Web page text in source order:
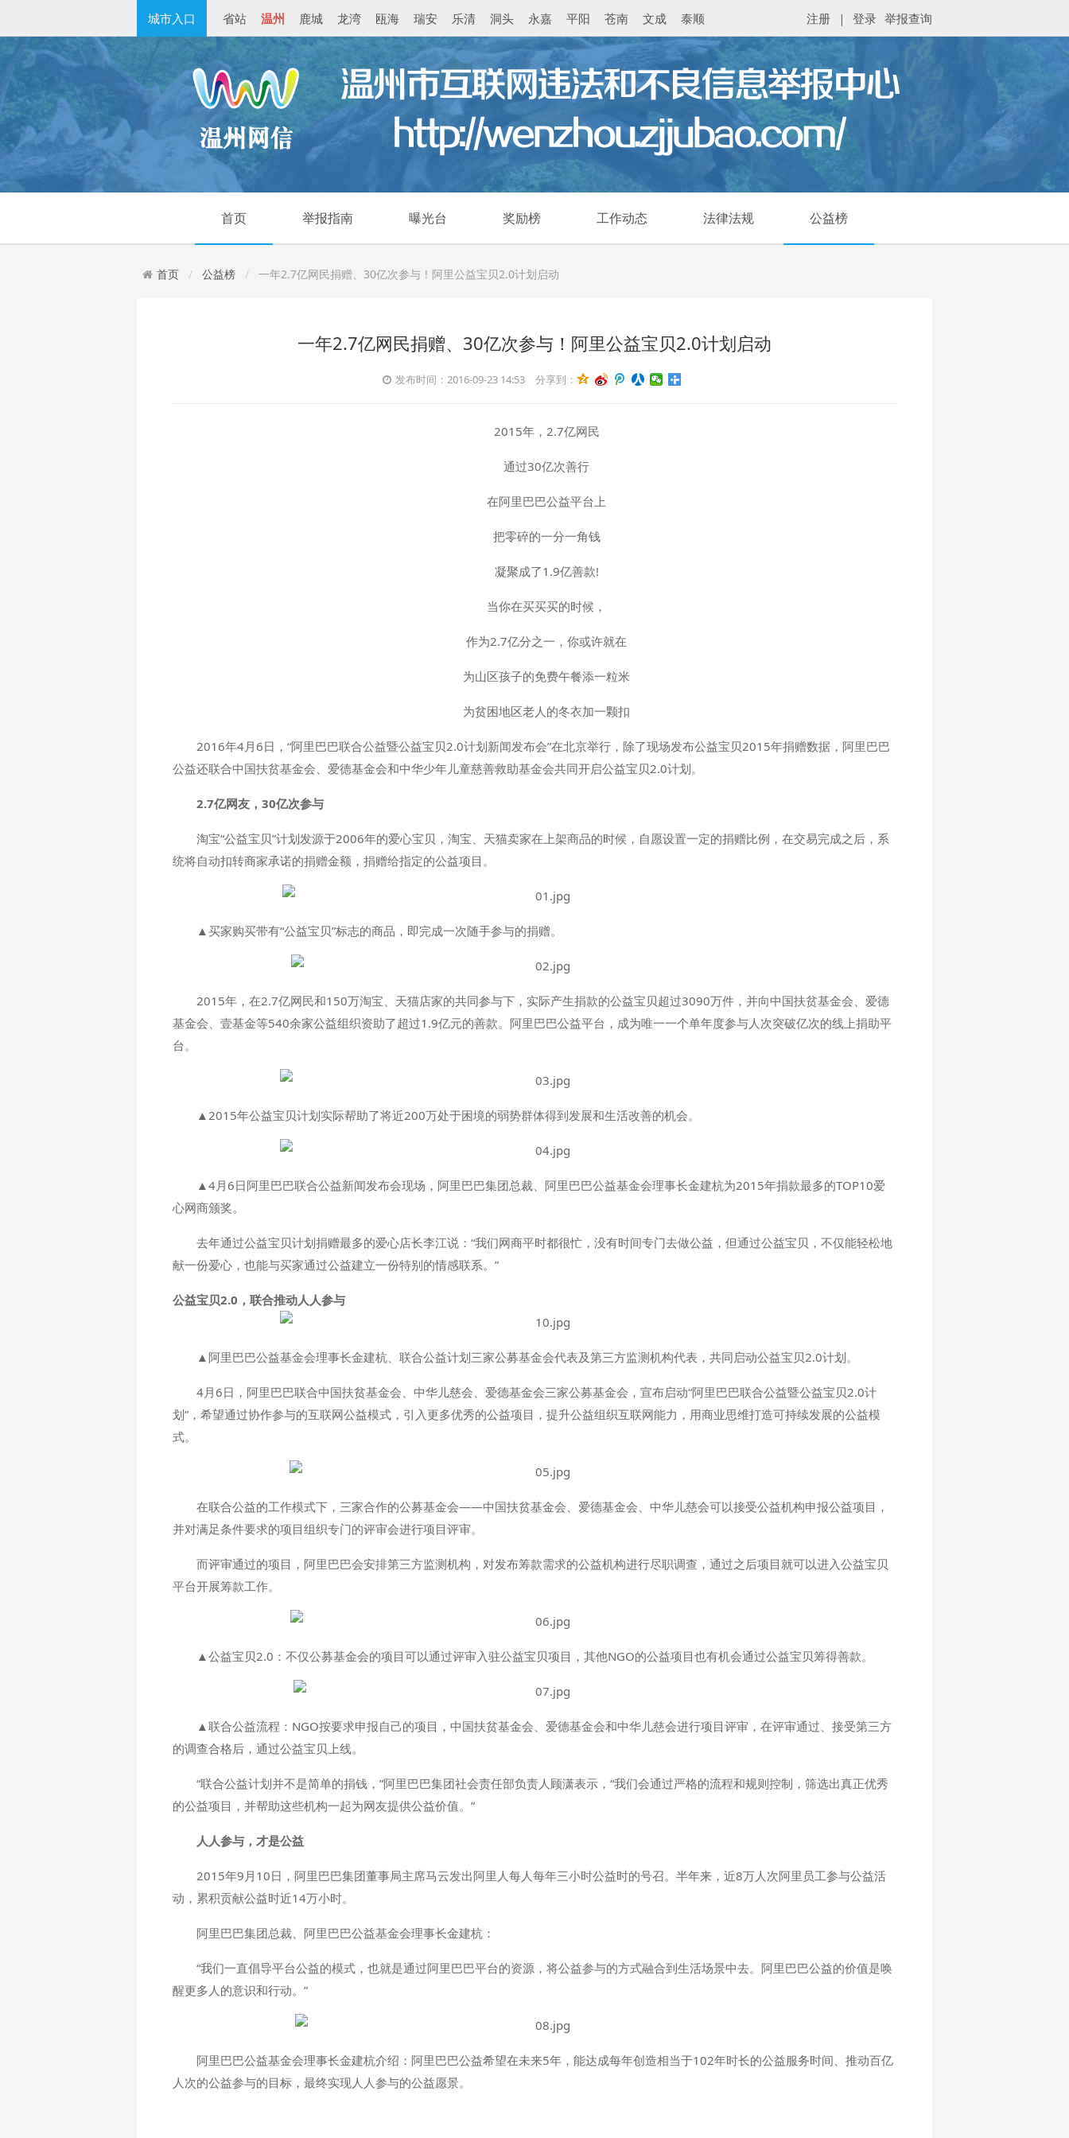
城市入口 省站 温州 鹿城 龙湾 瓯海 瑞安 乐清 洞头 永嘉 平阳 苍南 文成 泰顺 举报查询
登录
|
注册
首页 举报指南 曝光台 奖励榜 工作动态 法律法规 公益榜
首页 公益榜 一年2.7亿网民捐赠、30亿次参与！阿里公益宝贝2.0计划启动
一年2.7亿网民捐赠、30亿次参与！阿里公益宝贝2.0计划启动
发布时间：2016-09-23 14:53 分享到：
2015年，2.7亿网民
通过30亿次善行
在阿里巴巴公益平台上
把零碎的一分一角钱
凝聚成了1.9亿善款!
当你在买买买的时候，
作为2.7亿分之一，你或许就在
为山区孩子的免费午餐添一粒米
为贫困地区老人的冬衣加一颗扣
2016年4月6日，“阿里巴巴联合公益暨公益宝贝2.0计划新闻发布会”在北京举行，除了现场发布公益宝贝2015年捐赠数据，阿里巴巴
公益还联合中国扶贫基金会、爱德基金会和中华少年儿童慈善救助基金会共同开启公益宝贝2.0计划。
2.7亿网友，30亿次参与
淘宝“公益宝贝”计划发源于2006年的爱心宝贝，淘宝、天猫卖家在上架商品的时候，自愿设置一定的捐赠比例，在交易完成之后，系
统将自动扣转商家承诺的捐赠金额，捐赠给指定的公益项目。
▲买家购买带有“公益宝贝”标志的商品，即完成一次随手参与的捐赠。
2015年，在2.7亿网民和150万淘宝、天猫店家的共同参与下，实际产生捐款的公益宝贝超过3090万件，并向中国扶贫基金会、爱德
基金会、壹基金等540余家公益组织资助了超过1.9亿元的善款。阿里巴巴公益平台，成为唯一一个单年度参与人次突破亿次的线上捐助平
台。
▲2015年公益宝贝计划实际帮助了将近200万处于困境的弱势群体得到发展和生活改善的机会。
▲4月6日阿里巴巴联合公益新闻发布会现场，阿里巴巴集团总裁、阿里巴巴公益基金会理事长金建杭为2015年捐款最多的TOP10爱
心网商颁奖。
去年通过公益宝贝计划捐赠最多的爱心店长李江说：“我们网商平时都很忙，没有时间专门去做公益，但通过公益宝贝，不仅能轻松地
献一份爱心，也能与买家通过公益建立一份特别的情感联系。”
公益宝贝2.0，联合推动人人参与
▲阿里巴巴公益基金会理事长金建杭、联合公益计划三家公募基金会代表及第三方监测机构代表，共同启动公益宝贝2.0计划。
4月6日，阿里巴巴联合中国扶贫基金会、中华儿慈会、爱德基金会三家公募基金会，宣布启动“阿里巴巴联合公益暨公益宝贝2.0计
划”，希望通过协作参与的互联网公益模式，引入更多优秀的公益项目，提升公益组织互联网能力，用商业思维打造可持续发展的公益模
式。
在联合公益的工作模式下，三家合作的公募基金会——中国扶贫基金会、爱德基金会、中华儿慈会可以接受公益机构申报公益项目，
并对满足条件要求的项目组织专门的评审会进行项目评审。
而评审通过的项目，阿里巴巴会安排第三方监测机构，对发布筹款需求的公益机构进行尽职调查，通过之后项目就可以进入公益宝贝
平台开展筹款工作。
▲公益宝贝2.0：不仅公募基金会的项目可以通过评审入驻公益宝贝项目，其他NGO的公益项目也有机会通过公益宝贝筹得善款。
▲联合公益流程：NGO按要求申报自己的项目，中国扶贫基金会、爱德基金会和中华儿慈会进行项目评审，在评审通过、接受第三方
的调查合格后，通过公益宝贝上线。
“联合公益计划并不是简单的捐钱，”阿里巴巴集团社会责任部负责人顾潇表示，“我们会通过严格的流程和规则控制，筛选出真正优秀
的公益项目，并帮助这些机构一起为网友提供公益价值。”
人人参与，才是公益
2015年9月10日，阿里巴巴集团董事局主席马云发出阿里人每人每年三小时公益时的号召。半年来，近8万人次阿里员工参与公益活
动，累积贡献公益时近14万小时。
阿里巴巴集团总裁、阿里巴巴公益基金会理事长金建杭：
“我们一直倡导平台公益的模式，也就是通过阿里巴巴平台的资源，将公益参与的方式融合到生活场景中去。阿里巴巴公益的价值是唤
醒更多人的意识和行动。”
阿里巴巴公益基金会理事长金建杭介绍：阿里巴巴公益希望在未来5年，能达成每年创造相当于102年时长的公益服务时间、推动百亿
人次的公益参与的目标，最终实现人人参与的公益愿景。